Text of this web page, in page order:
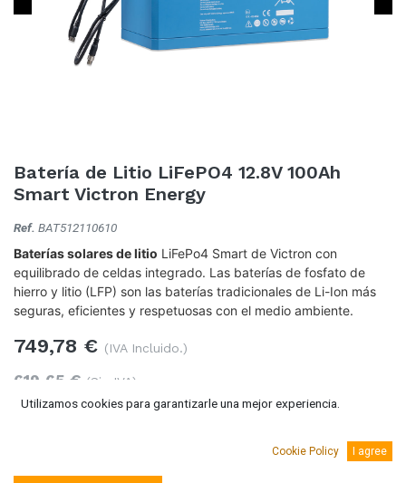
Batería de Litio LiFePO4 12.8V 100Ah
Smart Victron Energy
Ref. BAT512110610
Baterías solares de litio LiFePo4 Smart de Victron con
equilibrado de celdas integrado. Las baterías de fosfato de
hierro y litio (LFP) son las baterías tradicionales de Li-Ion más
seguras, eficientes y respetuosas con el medio ambiente.
749,78 € (IVA Incluido.)
619,65 € (Sin IVA)
Utilizamos cookies para garantizarle una mejor experiencia.
Cookie Policy I agree